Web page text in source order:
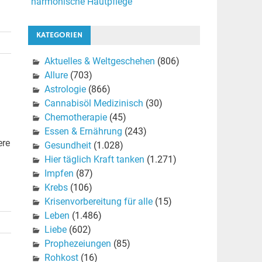
KATEGORIEN
Aktuelles & Weltgeschehen (806)
Allure(703)
Astrologie(866)
Cannabisöl Medizinisch (30)
Chemotherapie(45)
Essen & Ernährung (243)
Gesundheit(1.028)
Hier täglich Kraft tanken (1.271)
Impfen (87)
Krebs(106)
Krisenvorbereitung für alle(15)
Leben (1.486)
Liebe(602)
Prophezeiungen (85)
Rohkost(16)